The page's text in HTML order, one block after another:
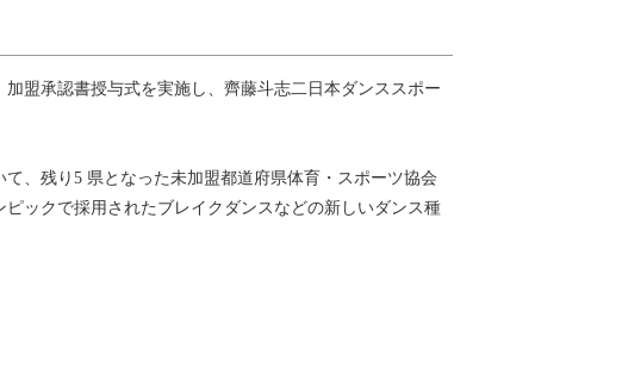
盟承認書授与式を実施し、齊藤斗志二日本ダンススポー
、残り5 県となった未加盟都道府県体育・スポーツ協会
ックで採用されたブレイクダンスなどの新しいダンス種